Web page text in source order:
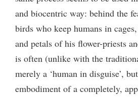
and biocentric way: behind the
birds who keep humans in
and petals of his flower-priests
is often (unlike with the
merely a ‘human in disguise’,
embodiment of a completely,